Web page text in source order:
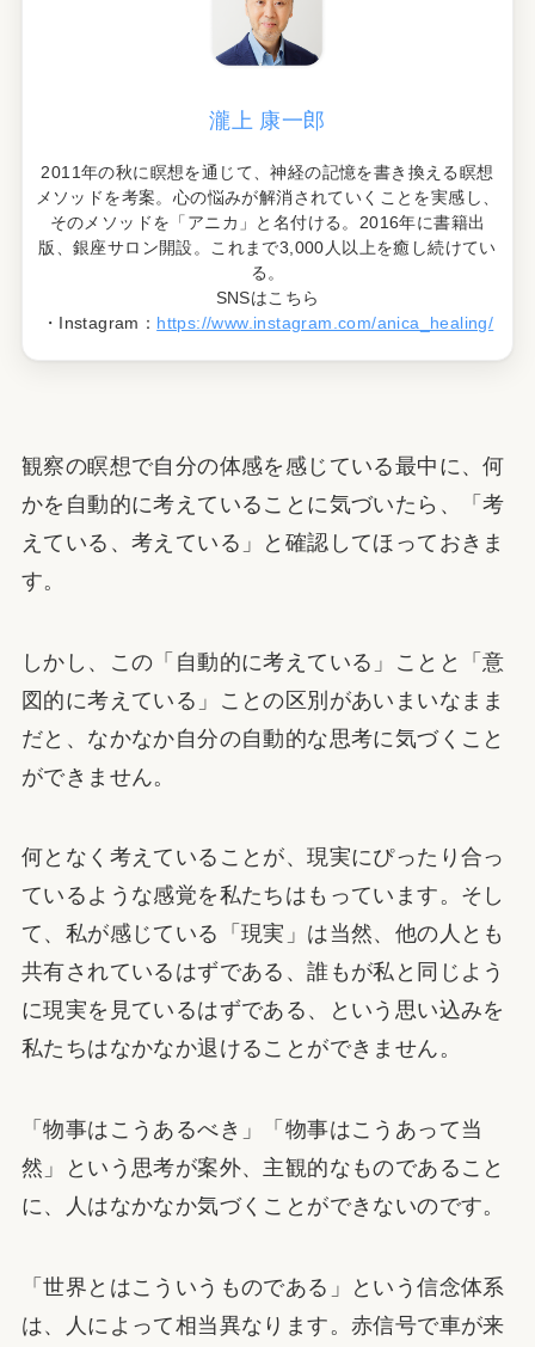
瀧上 康一郎
2011年の秋に瞑想を通じて、神経の記憶を書き換える瞑想
メソッドを考案。心の悩みが解消されていくことを実感し、
そのメソッドを「アニカ」と名付ける。2016年に書籍出
版、銀座サロン開設。これまで3,000人以上を癒し続けてい
る。
SNSはこちら
・Instagram： https://www.instagram.com/anica_healing/
観察の瞑想で自分の体感を感じている最中に、何
かを自動的に考えていることに気づいたら、「考
えている、考えている」と確認してほっておきま
す。
しかし、この「自動的に考えている」ことと「意
図的に考えている」ことの区別があいまいなまま
だと、なかなか自分の自動的な思考に気づくこと
ができません。
何となく考えていることが、現実にぴったり合っ
ているような感覚を私たちはもっています。そし
て、私が感じている「現実」は当然、他の人とも
共有されているはずである、誰もが私と同じよう
に現実を見ているはずである、という思い込みを
私たちはなかなか退けることができません。
「物事はこうあるべき」「物事はこうあって当
然」という思考が案外、主観的なものであること
に、人はなかなか気づくことができないのです。
「世界とはこういうものである」という信念体系
は、人によって相当異なります。赤信号で車が来